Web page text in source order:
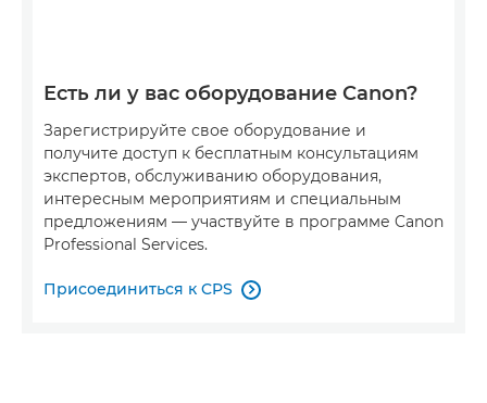
Есть ли у вас оборудование Canon?
Зарегистрируйте свое оборудование и
получите доступ к бесплатным консультациям
экспертов, обслуживанию оборудования,
интересным мероприятиям и специальным
предложениям — участвуйте в программе Canon
Professional Services.
Присоединиться к CPS 